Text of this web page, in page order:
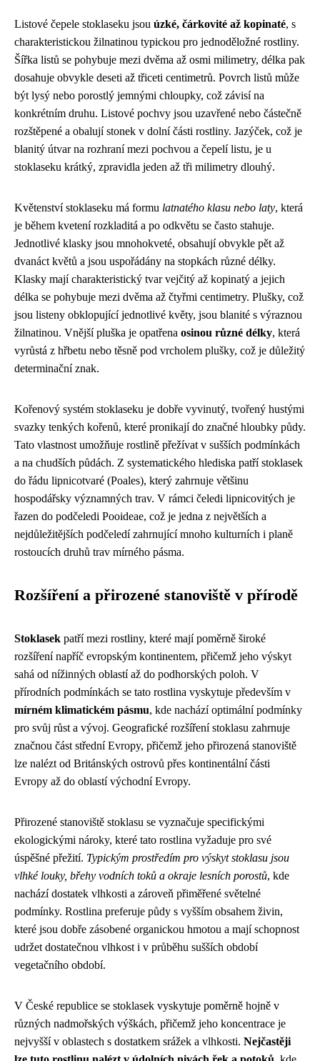
Listové čepele stoklaseku jsou úzké, čárkovité až kopinaté, s
charakteristickou žilnatinou typickou pro jednoděložné rostliny.
Šířka listů se pohybuje mezi dvěma až osmi milimetry, délka pak
dosahuje obvykle deseti až třiceti centimetrů. Povrch listů může
být lysý nebo porostlý jemnými chloupky, což závisí na
konkrétním druhu. Listové pochvy jsou uzavřené nebo částečně
rozštěpené a obalují stonek v dolní části rostliny. Jazýček, což je
blanitý útvar na rozhraní mezi pochvou a čepelí listu, je u
stoklaseku krátký, zpravidla jeden až tři milimetry dlouhý.
Květenství stoklaseku má formu latnatého klasu nebo laty, která
je během kvetení rozkladitá a po odkvětu se často stahuje.
Jednotlivé klasky jsou mnohokveté, obsahují obvykle pět až
dvanáct květů a jsou uspořádány na stopkách různé délky.
Klasky mají charakteristický tvar vejčitý až kopinatý a jejich
délka se pohybuje mezi dvěma až čtyřmi centimetry. Plušky, což
jsou listeny obklopující jednotlivé květy, jsou blanité s výraznou
žilnatinou. Vnější pluška je opatřena osinou různé délky, která
vyrůstá z hřbetu nebo těsně pod vrcholem plušky, což je důležitý
determinační znak.
Kořenový systém stoklaseku je dobře vyvinutý, tvořený hustými
svazky tenkých kořenů, které pronikají do značné hloubky půdy.
Tato vlastnost umožňuje rostlině přežívat v sušších podmínkách
a na chudších půdách. Z systematického hlediska patří stoklasek
do řádu lipnicotvaré (Poales), který zahrnuje většinu
hospodářsky významných trav. V rámci čeledi lipnicovitých je
řazen do podčeledi Pooideae, což je jedna z největších a
nejdůležitějších podčeledí zahrnující mnoho kulturních i planě
rostoucích druhů trav mírného pásma.
Rozšíření a přirozené stanoviště v přírodě
Stoklasek patří mezi rostliny, které mají poměrně široké
rozšíření napříč evropským kontinentem, přičemž jeho výskyt
sahá od nížinných oblastí až do podhorských poloh. V
přírodních podmínkách se tato rostlina vyskytuje především v
mírném klimatickém pásmu, kde nachází optimální podmínky
pro svůj růst a vývoj. Geografické rozšíření stoklasu zahrnuje
značnou část střední Evropy, přičemž jeho přirozená stanoviště
lze nalézt od Británských ostrovů přes kontinentální části
Evropy až do oblastí východní Evropy.
Přirozené stanoviště stoklasu se vyznačuje specifickými
ekologickými nároky, které tato rostlina vyžaduje pro své
úspěšné přežití. Typickým prostředím pro výskyt stoklasu jsou
vlhké louky, břehy vodních toků a okraje lesních porostů, kde
nachází dostatek vlhkosti a zároveň přiměřené světelné
podmínky. Rostlina preferuje půdy s vyšším obsahem živin,
které jsou dobře zásobené organickou hmotou a mají schopnost
udržet dostatečnou vlhkost i v průběhu sušších období
vegetačního období.
V České republice se stoklasek vyskytuje poměrně hojně v
různých nadmořských výškách, přičemž jeho koncentrace je
nejvyšší v oblastech s dostatkem srážek a vlhkosti. Nejčastěji